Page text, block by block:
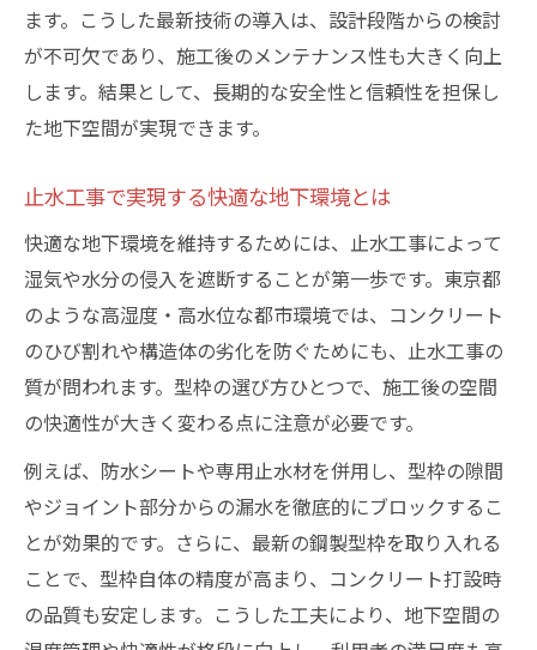
ます。こうした最新技術の導入は、設計段階からの検討
が不可欠であり、施工後のメンテナンス性も大きく向上
します。結果として、長期的な安全性と信頼性を担保し
た地下空間が実現できます。
止水工事で実現する快適な地下環境とは
快適な地下環境を維持するためには、止水工事によって
湿気や水分の侵入を遮断することが第一歩です。東京都
のような高湿度・高水位な都市環境では、コンクリート
のひび割れや構造体の劣化を防ぐためにも、止水工事の
質が問われます。型枠の選び方ひとつで、施工後の空間
の快適性が大きく変わる点に注意が必要です。
例えば、防水シートや専用止水材を併用し、型枠の隙間
やジョイント部分からの漏水を徹底的にブロックするこ
とが効果的です。さらに、最新の鋼製型枠を取り入れる
ことで、型枠自体の精度が高まり、コンクリート打設時
の品質も安定します。こうした工夫により、地下空間の